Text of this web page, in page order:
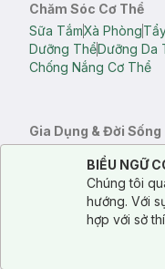
Chăm Sóc Cơ Thể
Sữa TắmXà Phòng
Dưỡng ThểDưỡng Da
Chống Nắng Cơ Thể
Gia Dụng & Đời Sống
Bông Tắm /
Phụ Kiện Điện Thoại
Khử Mùi / Làm Thơm
Cookie Consent
Notice about cookies usage
BIỂU NGỮ
Chúng tôi
hướng. Với
hợp với sở